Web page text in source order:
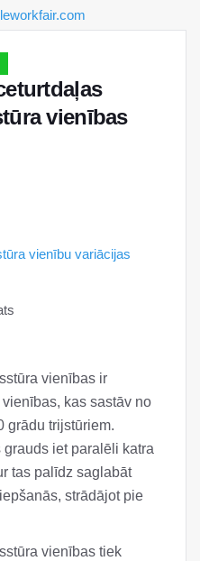
vienības
vienību variācijas
vienības ir
kas sastāv no
grādu trijstūriem.
iet paralēli katra
tas palīdz saglabāt
strādājot pie
vienības tiek